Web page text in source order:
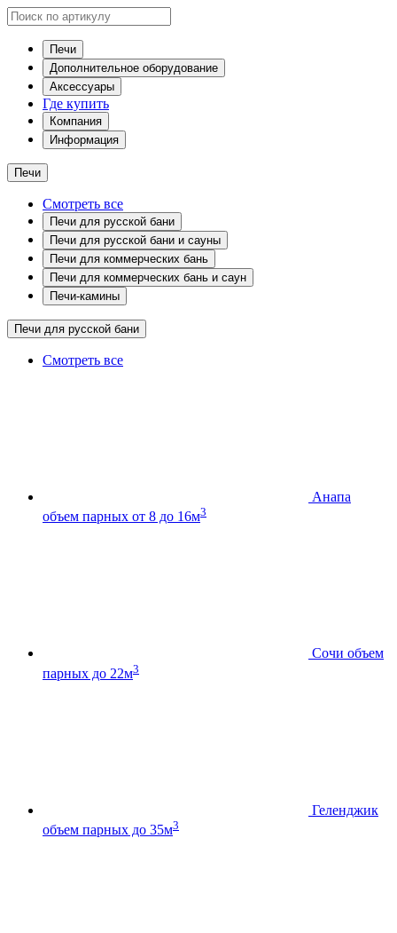
Печи
Дополнительное оборудование
Аксессуары
Где купить
Компания
Информация
Печи
Смотреть все
Печи для русской бани
Печи для русской бани и сауны
Печи для коммерческих бань
Печи для коммерческих бань и саун
Печи-камины
Печи для русской бани
Смотреть все
Анапа
объем парных от 8 до 16м3
Сочи объем
парных до 22м3
Геленджик
объем парных до 35м3